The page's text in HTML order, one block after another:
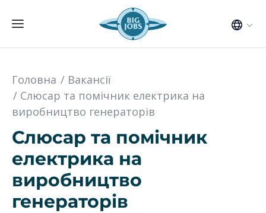
Головна
Вакансії
Слюсар та помічник електрика на
виробництво генераторів
Слюсар та помічник
електрика на
виробництво
генераторів